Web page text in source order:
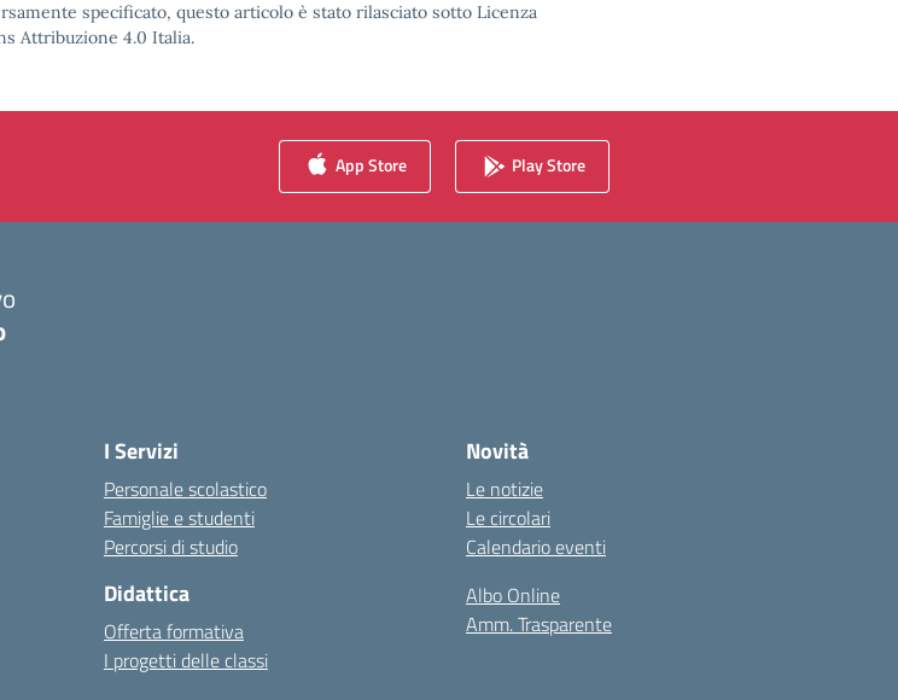
specificato, questo articolo è stato rilasciato sotto Licenza
Attribuzione 4.0 Italia.
App Store Play Store
I Servizi
Personale scolastico
Famiglie e studenti
Percorsi di studio
Didattica
Offerta formativa
I progetti delle classi
Novità
Le notizie
Le circolari
Calendario eventi
Albo Online
Amm. Trasparente